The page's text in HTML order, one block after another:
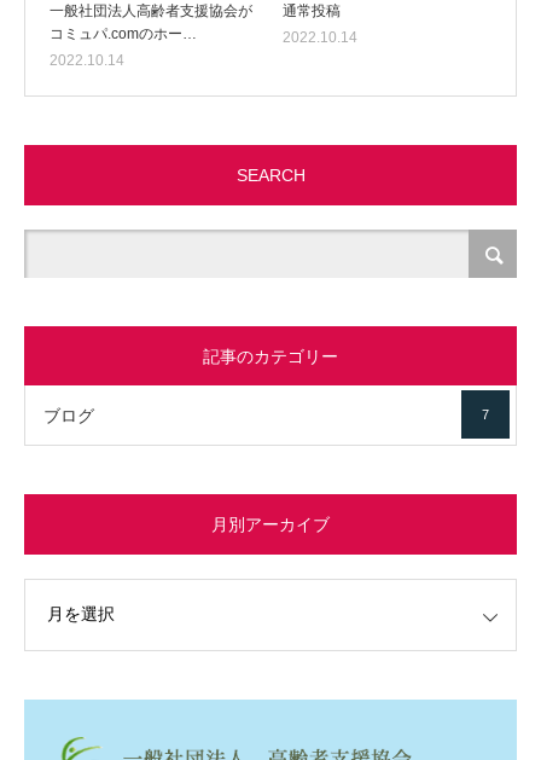
一般社団法人高齢者支援協会が
コミュパ.comのホー…
2022.10.14
通常投稿
2022.10.14
SEARCH
記事のカテゴリー
ブログ 7
月別アーカイブ